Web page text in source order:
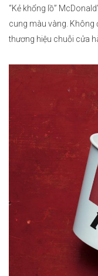
“Kẻ khổng lồ”
cung màu vàng. Không
thương hiệu chuỗi cửa